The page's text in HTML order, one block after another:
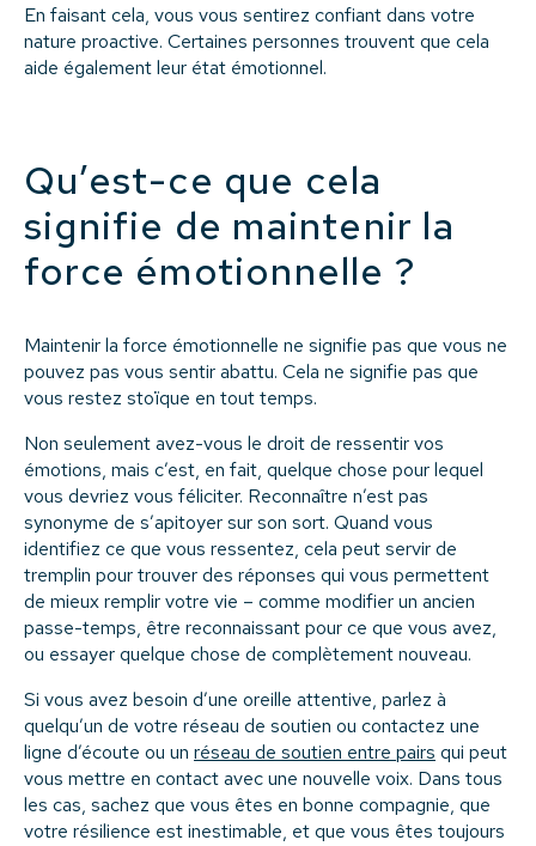
En faisant cela, vous vous sentirez confiant dans votre
nature proactive. Certaines personnes trouvent que cela
aide également leur état émotionnel.
Qu’est-ce que cela
signifie de maintenir la
force émotionnelle ?
Maintenir la force émotionnelle ne signifie pas que vous ne
pouvez pas vous sentir abattu. Cela ne signifie pas que
vous restez stoïque en tout temps.
Non seulement avez-vous le droit de ressentir vos
émotions, mais c’est, en fait, quelque chose pour lequel
vous devriez vous féliciter. Reconnaître n’est pas
synonyme de s’apitoyer sur son sort. Quand vous
identifiez ce que vous ressentez, cela peut servir de
tremplin pour trouver des réponses qui vous permettent
de mieux remplir votre vie – comme modifier un ancien
passe-temps, être reconnaissant pour ce que vous avez,
ou essayer quelque chose de complètement nouveau.
Si vous avez besoin d’une oreille attentive, parlez à
quelqu’un de votre réseau de soutien ou contactez une
ligne d’écoute ou un réseau de soutien entre pairs qui peut
vous mettre en contact avec une nouvelle voix. Dans tous
les cas, sachez que vous êtes en bonne compagnie, que
votre résilience est inestimable, et que vous êtes toujours